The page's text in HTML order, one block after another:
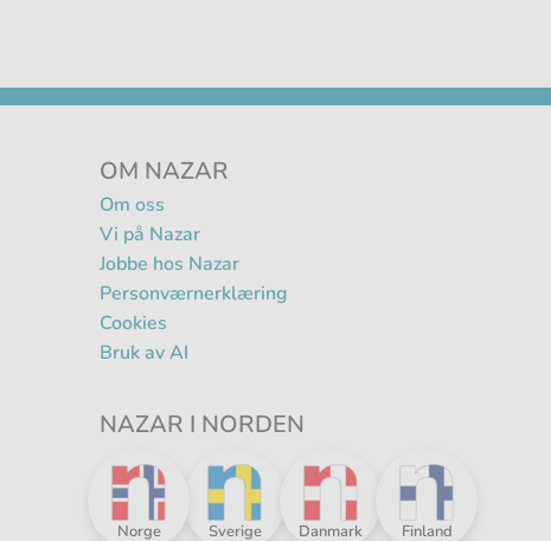
OM NAZAR
Om oss
Vi på Nazar
Jobbe hos Nazar
Personværnerklæring
Cookies
Bruk av AI
NAZAR I NORDEN
Nazar
Sverige
Nazar
Danmark
Nazar
Finland
Nazar
Norge